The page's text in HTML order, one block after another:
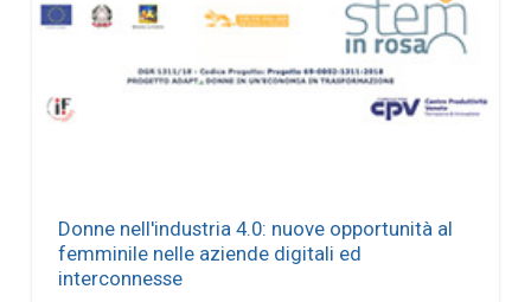
Donne nell'industria 4.0: nuove opportunità al
femminile nelle aziende digitali ed
interconnesse